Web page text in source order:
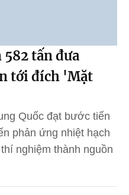
582 tấn đưa
tới đích 'Mặt
Quốc đạt bước tiến
phản ứng nhiệt hạch
nghiệm thành nguồn